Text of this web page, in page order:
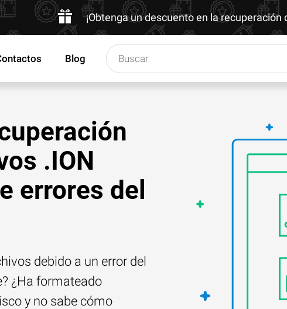
¡Obtenga un descuento en la recuperación
Blog
.ION
errores del
debido a un error del
¿Ha formateado
y no sabe cómo